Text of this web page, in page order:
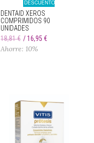
DESCUENTO
DENTAID XEROS
COMPRIMIDOS 90
UNIDADES
18,81 €
16,95 €
Ahorre: 10%